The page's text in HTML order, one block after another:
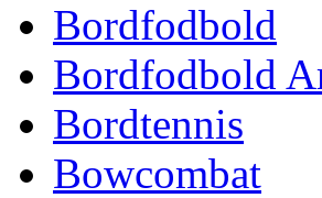
Bordfodbold
Bordfodbold
Bordtennis
Bowcombat